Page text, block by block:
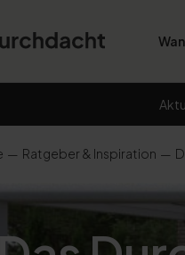
Ratgeber & Inspiration